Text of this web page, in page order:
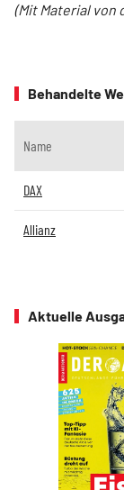
(Mit Material von
Behandelte
Name
DAX
Allianz
Aktuelle